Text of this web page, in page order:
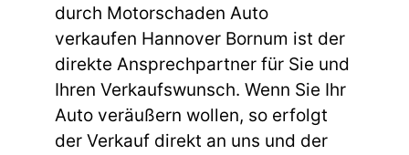
durch Motorschaden Auto
verkaufen Hannover Bornum ist der
direkte Ansprechpartner für Sie und
Ihren Verkaufswunsch. Wenn Sie Ihr
Auto veräußern wollen, so erfolgt
der Verkauf direkt an uns und der